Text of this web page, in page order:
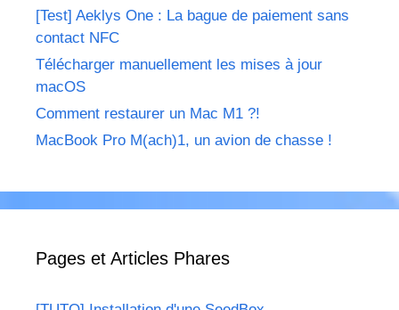
[Test] Aeklys One : La bague de paiement sans
contact NFC
Télécharger manuellement les mises à jour
macOS
Comment restaurer un Mac M1 ?!
MacBook Pro M(ach)1, un avion de chasse !
Pages et Articles Phares